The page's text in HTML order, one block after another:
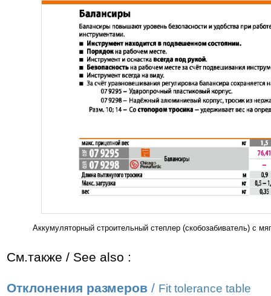
Аккумуляторный строительный степлер (скобозабиватель) с
См.также / See also :
Отклонения размеров / Fit tolerance table